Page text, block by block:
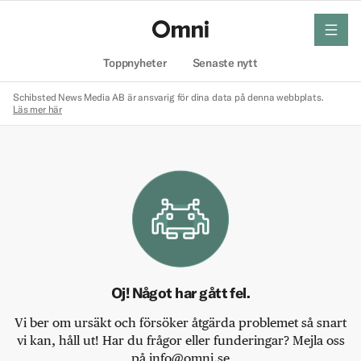
Toppnyheter Senaste nytt
meny
Schibsted News Media AB är ansvarig för dina data på denna webbplats.
Läs mer här
Oj! Något har gått fel.
Vi ber om ursäkt och försöker åtgärda problemet så snart
vi kan, håll ut! Har du frågor eller funderingar? Mejla oss